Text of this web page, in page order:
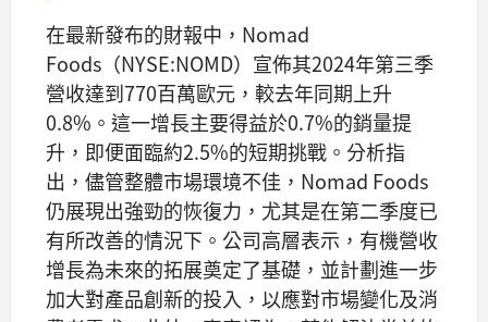
在最新發布的財報中，Nomad
Foods（NYSE:NOMD）宣佈其2024年第三季
營收達到770百萬歐元，較去年同期上升
0.8%。這一增長主要得益於0.7%的銷量提
升，即便面臨約2.5%的短期挑戰。分析指
出，儘管整體市場環境不佳，Nomad Foods
仍展現出強勁的恢復力，尤其是在第二季度已
有所改善的情況下。公司高層表示，有機營收
增長為未來的拓展奠定了基礎，並計劃進一步
加大對產品創新的投入，以應對市場變化及消